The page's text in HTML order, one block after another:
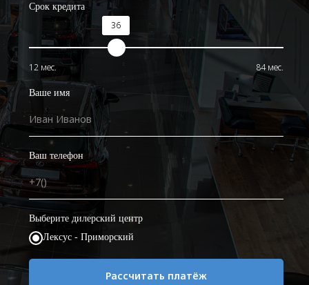
Срок кредита
36
12 мес. 84 мес.
Ваше имя
Ваш телефон
Выберите дилерский центр
Лексус - Приморский
Рассчитать платёж